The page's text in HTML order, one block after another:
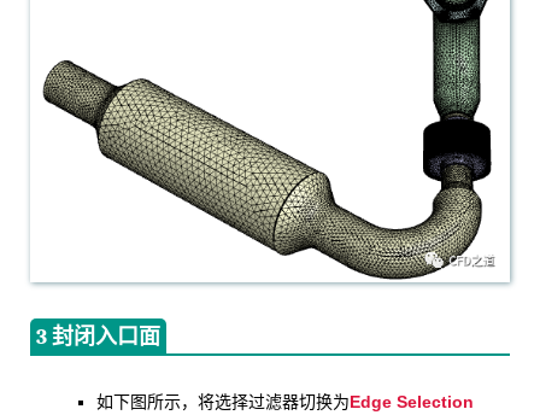
3 封闭入口面
如下图所示，将选择过滤器切换为Edge Selection